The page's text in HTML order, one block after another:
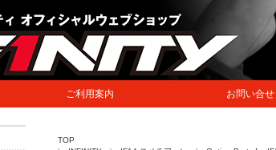
ご利用案内 お問い合せ
TOP